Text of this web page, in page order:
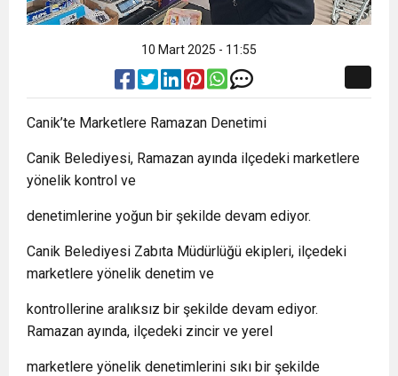
10 Mart 2025 - 11:55
Canik’te Marketlere Ramazan Denetimi
Canik Belediyesi, Ramazan ayında ilçedeki marketlere
yönelik kontrol ve
denetimlerine yoğun bir şekilde devam ediyor.
Canik Belediyesi Zabıta Müdürlüğü ekipleri, ilçedeki
marketlere yönelik denetim ve
kontrollerine aralıksız bir şekilde devam ediyor.
Ramazan ayında, ilçedeki zincir ve yerel
marketlere yönelik denetimlerini sıkı bir şekilde